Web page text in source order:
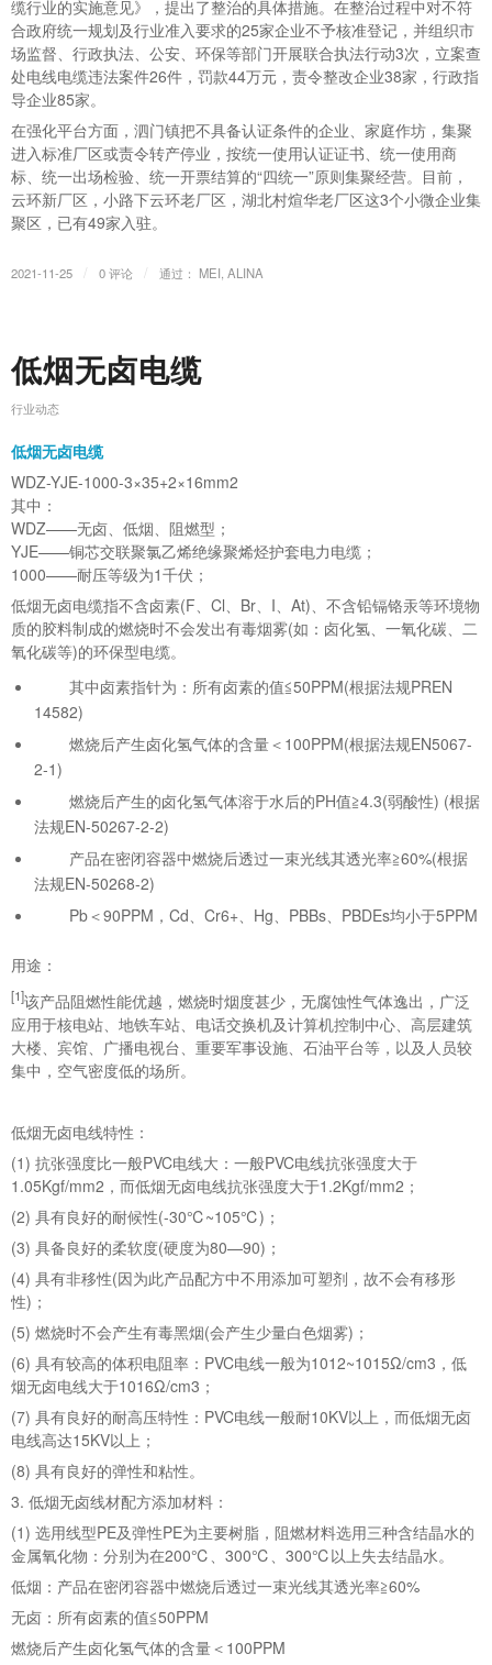
缆行业的实施意见》，提出了整治的具体措施。在整治过程中对不符
合政府统一规划及行业准入要求的25家企业不予核准登记，并组织市
场监督、行政执法、公安、环保等部门开展联合执法行动3次，立案查
处电线电缆违法案件26件，罚款44万元，责令整改企业38家，行政指
导企业85家。
在强化平台方面，泗门镇把不具备认证条件的企业、家庭作坊，集聚
进入标准厂区或责令转产停业，按统一使用认证证书、统一使用商
标、统一出场检验、统一开票结算的“四统一”原则集聚经营。目前，
云环新厂区，小路下云环老厂区，湖北村煊华老厂区这3个小微企业集
聚区，已有49家入驻。
2021-11-25 0 评论 通过： MEI, ALINA
低烟无卤电缆
行业动态
低烟无卤电缆
WDZ-YJE-1000-3×35+2×16mm2
其中：
WDZ——无卤、低烟、阻燃型；
YJE——铜芯交联聚氯乙烯绝缘聚烯烃护套电力电缆；
1000——耐压等级为1千伏；
低烟无卤电缆指不含卤素(F、Cl、Br、I、At)、不含铅镉铬汞等环境物
质的胶料制成的燃烧时不会发出有毒烟雾(如：卤化氢、一氧化碳、二
氧化碳等)的环保型电缆。
其中卤素指针为：所有卤素的值≦50PPM(根据法规PREN
14582)
燃烧后产生卤化氢气体的含量＜100PPM(根据法规EN5067-
2-1)
燃烧后产生的卤化氢气体溶于水后的PH值≧4.3(弱酸性) (根据
法规EN-50267-2-2)
产品在密闭容器中燃烧后透过一束光线其透光率≧60%(根据
法规EN-50268-2)
Pb＜90PPM，Cd、Cr6+、Hg、PBBs、PBDEs均小于5PPM
用途：
[1]该产品阻燃性能优越，燃烧时烟度甚少，无腐蚀性气体逸出，广泛
应用于核电站、地铁车站、电话交换机及计算机控制中心、高层建筑
大楼、宾馆、广播电视台、重要军事设施、石油平台等，以及人员较
集中，空气密度低的场所。
低烟无卤电线特性：
(1) 抗张强度比一般PVC电线大：一般PVC电线抗张强度大于
1.05Kgf/mm2，而低烟无卤电线抗张强度大于1.2Kgf/mm2；
(2) 具有良好的耐候性(-30℃~105℃)；
(3) 具备良好的柔软度(硬度为80—90)；
(4) 具有非移性(因为此产品配方中不用添加可塑剂，故不会有移形
性)；
(5) 燃烧时不会产生有毒黑烟(会产生少量白色烟雾)；
(6) 具有较高的体积电阻率：PVC电线一般为1012~1015Ω/cm3，低
烟无卤电线大于1016Ω/cm3；
(7) 具有良好的耐高压特性：PVC电线一般耐10KV以上，而低烟无卤
电线高达15KV以上；
(8) 具有良好的弹性和粘性。
3. 低烟无卤线材配方添加材料：
(1) 选用线型PE及弹性PE为主要树脂，阻燃材料选用三种含结晶水的
金属氧化物：分别为在200℃、300℃、300℃以上失去结晶水。
低烟：产品在密闭容器中燃烧后透过一束光线其透光率≧60%
无卤：所有卤素的值≦50PPM
燃烧后产生卤化氢气体的含量＜100PPM